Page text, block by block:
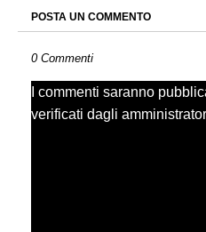
POSTA UN COMMENTO
0 Commenti
I commenti saranno
verificati dagli